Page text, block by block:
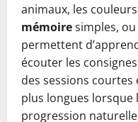
animaux, les
mémoiresimples,
permettent
écouter les
des sessions
plus longues lorsque
progression